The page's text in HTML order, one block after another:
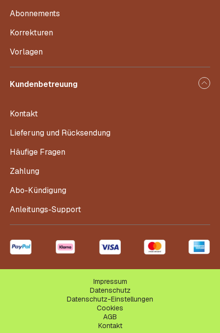
Abonnements
Korrekturen
Vorlagen
Kundenbetreuung
Kontakt
Lieferung und Rücksendung
Häufige Fragen
Zahlung
Abo-Kündigung
Anleitungs-Support
Impressum
Datenschutz
Datenschutz-Einstellungen
Cookies
AGB
Kontakt